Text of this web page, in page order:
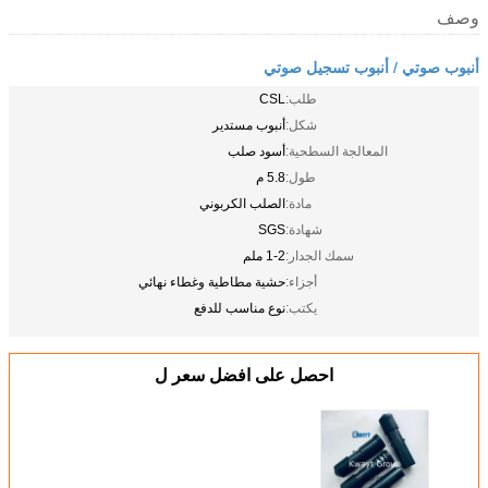
وصف
أنبوب صوتي / أنبوب تسجيل صوتي
طلب:CSL
شكل:أنبوب مستدير
المعالجة السطحية:أسود صلب
طول:5.8 م
مادة:الصلب الكربوني
شهادة:SGS
سمك الجدار:1-2 ملم
أجزاء:حشية مطاطية وغطاء نهائي
يكتب:نوع مناسب للدفع
احصل على افضل سعر ل